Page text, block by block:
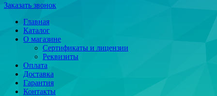
Заказать звонок
Главная
Каталог
О магазине
Сертификаты и лицензии
Реквизиты
Оплата
Доставка
Гарантия
Контакты